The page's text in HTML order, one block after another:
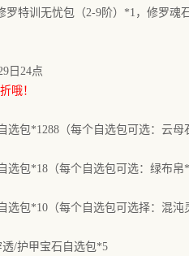
罗特训无忧包（2-9阶）*1，修罗魂
日 24点
哦！
选包*1288（每个自选包可选：云
选包*18（每个自选包可选：绿布
选包*10（每个自选包可选择：混
透/护甲宝石自选包*5